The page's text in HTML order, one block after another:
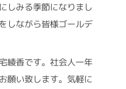
しみる季節になりまし
しながら皆様ゴールデ
綾香です。社会人一年
願い致します。気軽に